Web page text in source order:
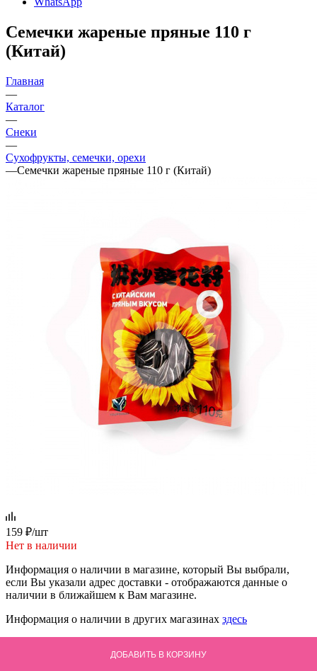
Семечки жареные пряные 110 г
(Китай)
Главная
—
Каталог
—
Снеки
—
Сухофрукты, семечки, орехи
—Семечки жареные пряные 110 г (Китай)
159 ₽/шт
Нет в наличии
Информация о наличии в магазине, который Вы выбрали,
если Вы указали адрес доставки - отображаются данные о
наличии в ближайшем к Вам магазине.
Информация о наличии в других магазинах здесь
ДОБАВИТЬ В КОРЗИНУ